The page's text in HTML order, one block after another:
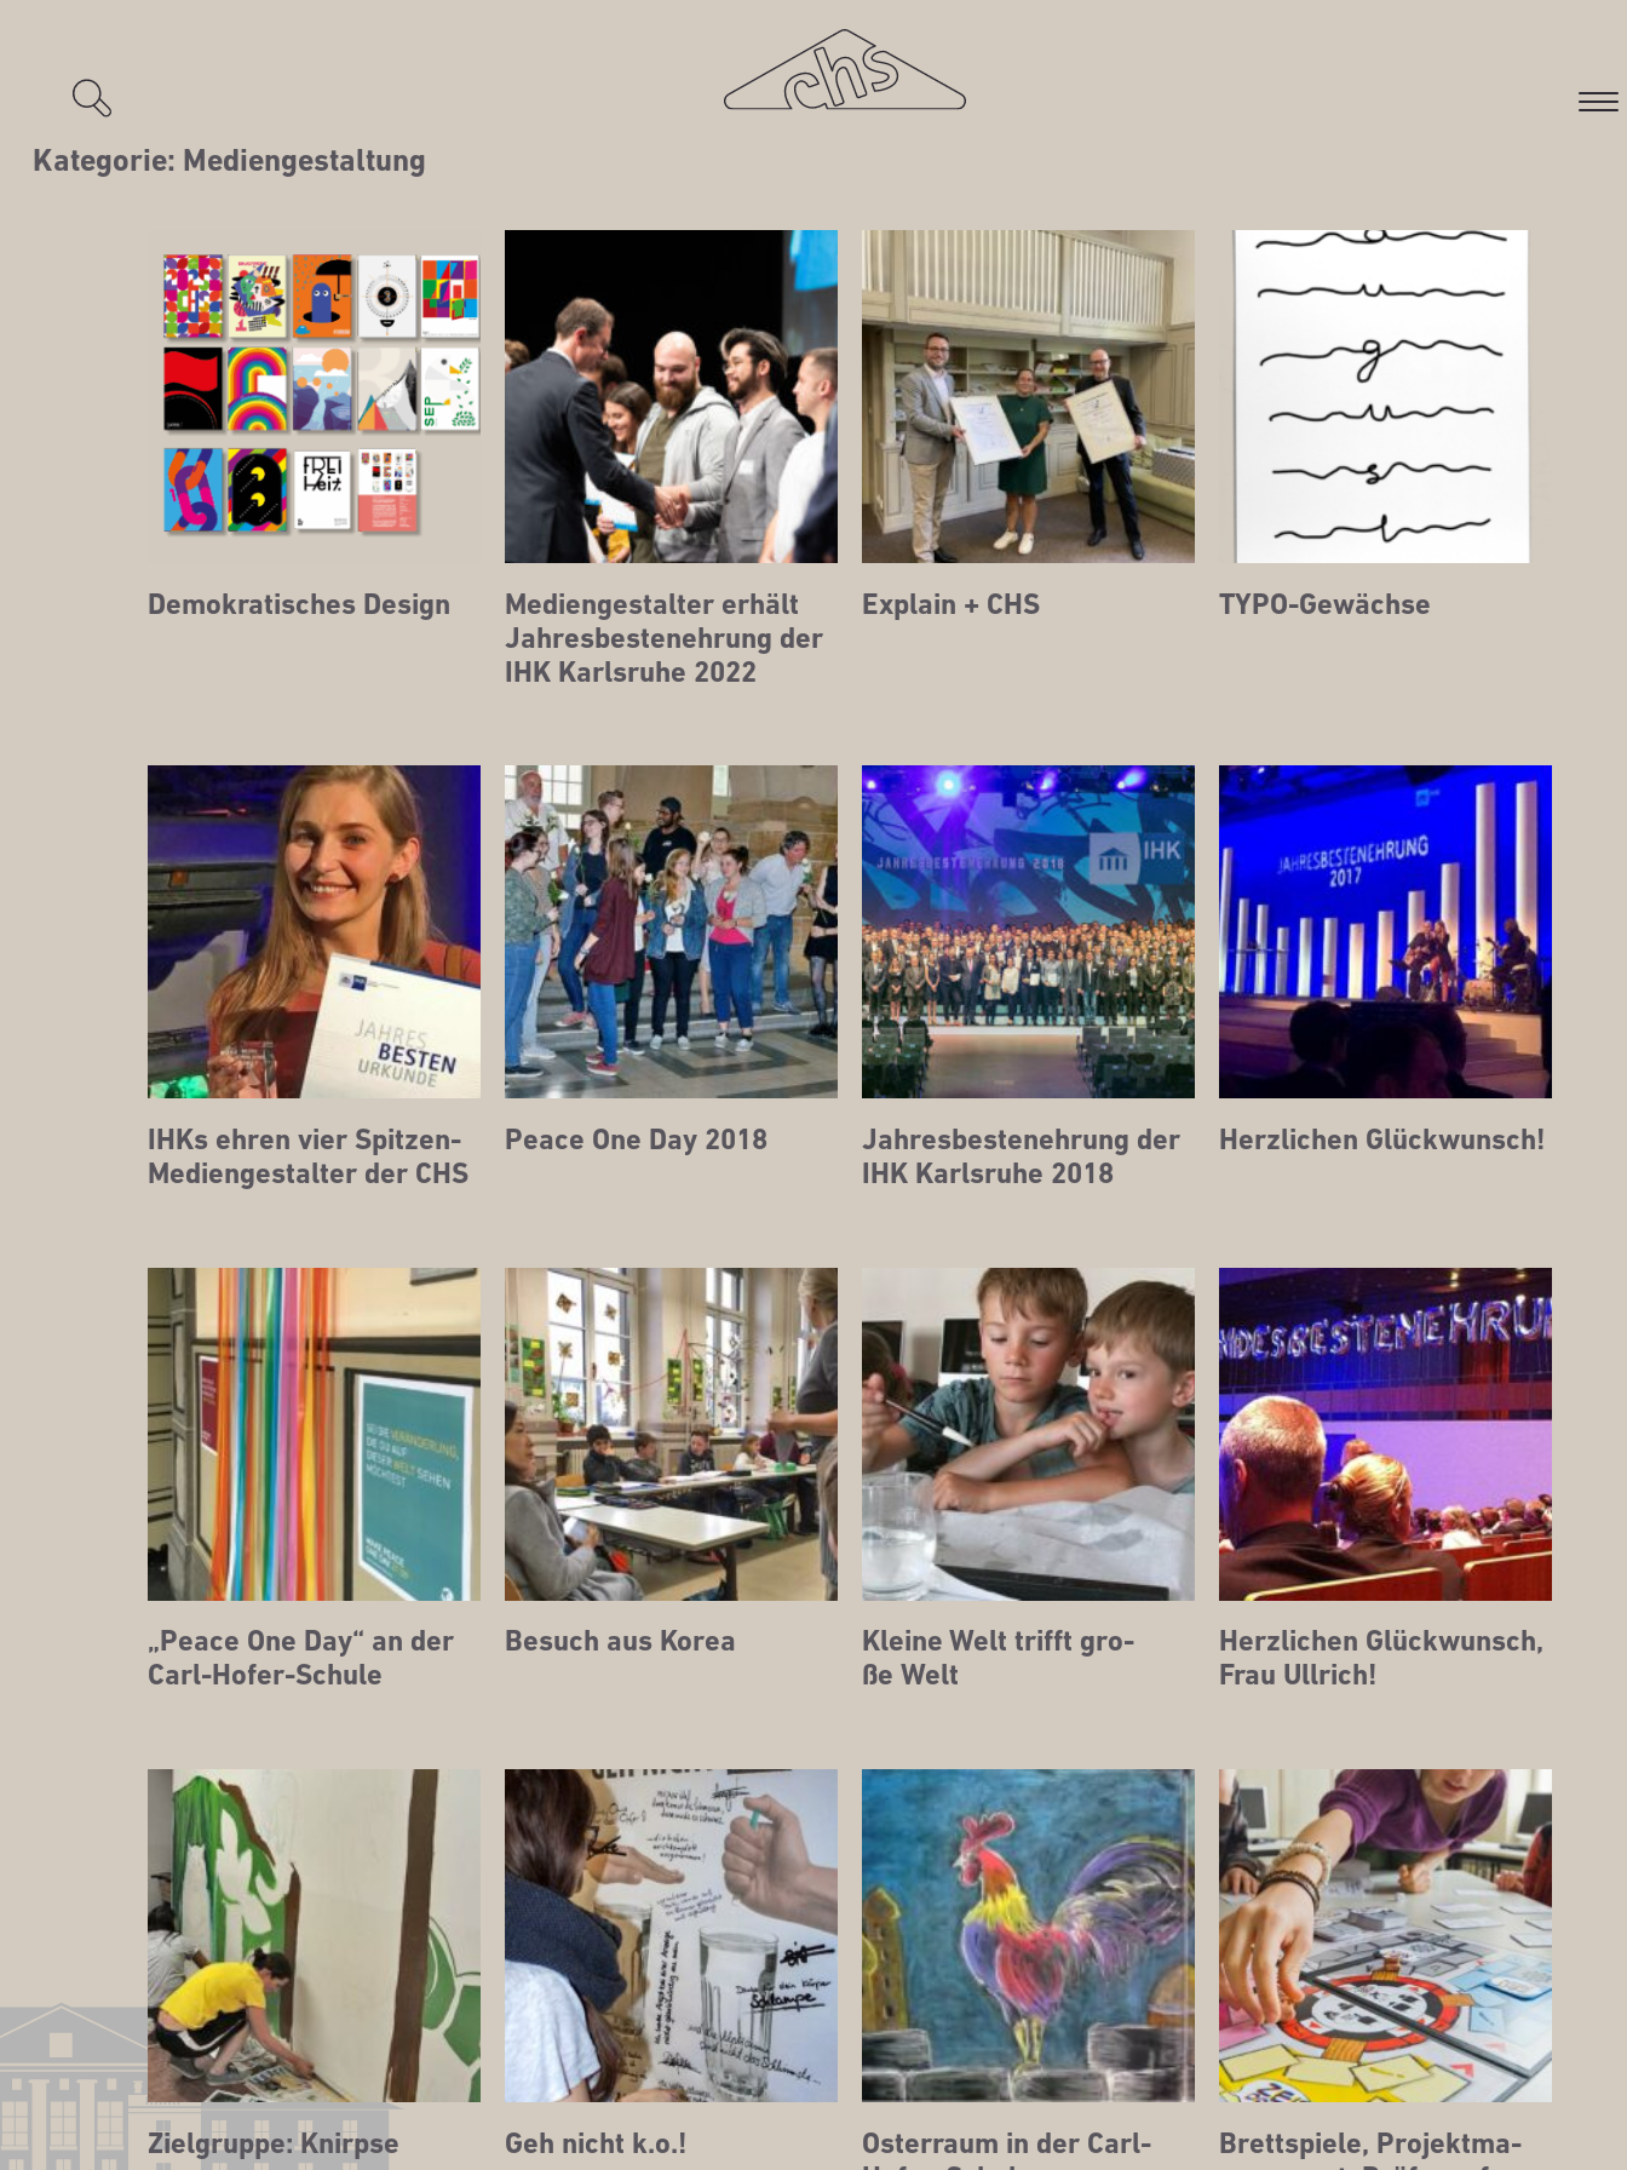
Kategorie: Mediengestaltung
Demo­kra­ti­sches Design
Medi­en­ge­stal­ter erhält
Jah­res­besten­eh­rung der
IHK Karls­ru­he 2022
Explain + CHS TYPO-Gewäch­se
IHKs ehren vier Spit­zen-
Medi­en­ge­stal­ter der CHS
Peace One Day 2018
Jah­res­besten­eh­rung der
IHK Karls­ru­he 2018
Herz­li­chen Glückwunsch!
„Peace One Day“ an der
Carl-Hofer-Schule
Besuch aus Korea
Klei­ne Welt trifft gro­
ße Welt
Herz­li­chen Glück­wunsch,
Frau Ullrich!
Ziel­grup­pe: Knirpse Geh nicht k.o.!
Oster­raum in der Carl-
Brett­spie­le, Pro­jekt­ma­